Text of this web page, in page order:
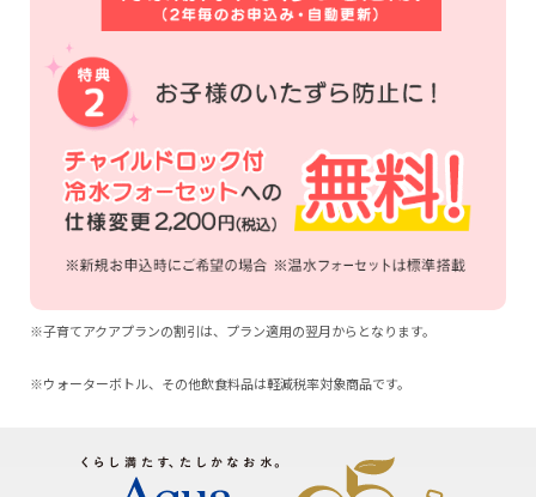
※子育てアクアプランの割引は、プラン適用の翌月からとなります。
※ウォーターボトル、その他飲食料品は軽減税率対象商品です。